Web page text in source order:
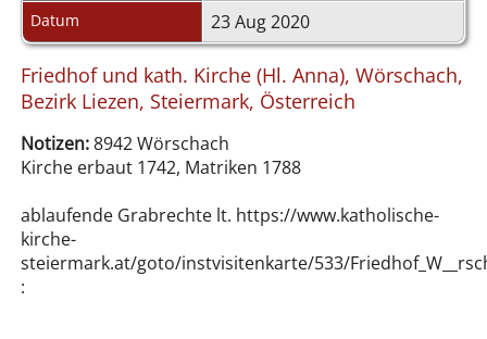
Datum 23 Aug 2020
Friedhof und kath. Kirche (Hl. Anna), Wörschach,
Bezirk Liezen, Steiermark, Österreich
Notizen:8942 Wörschach
Kirche erbaut 1742, Matriken 1788
ablaufende Grabrechte lt. https://www.katholische-
kirche-
steiermark.at/goto/instvisitenkarte/533/
: